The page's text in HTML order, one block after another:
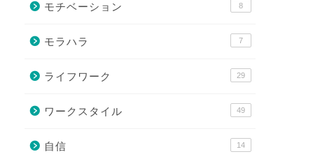
モチベーション 8
モラハラ 7
ライフワーク 29
ワークスタイル 49
自信 14